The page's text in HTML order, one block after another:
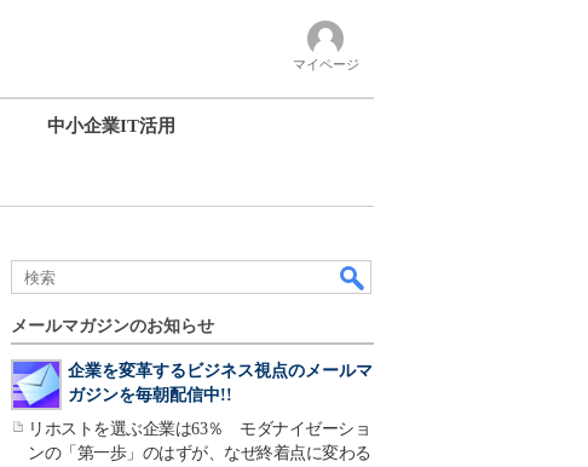
マイページ
中小企業IT活用
メールマガジンのお知らせ
企業を変革するビジネス視点のメールマ
ガジンを毎朝配信中!!
リホストを選ぶ企業は63％ モダナイゼーショ
ンの「第一歩」のはずが、なぜ終着点に変わる